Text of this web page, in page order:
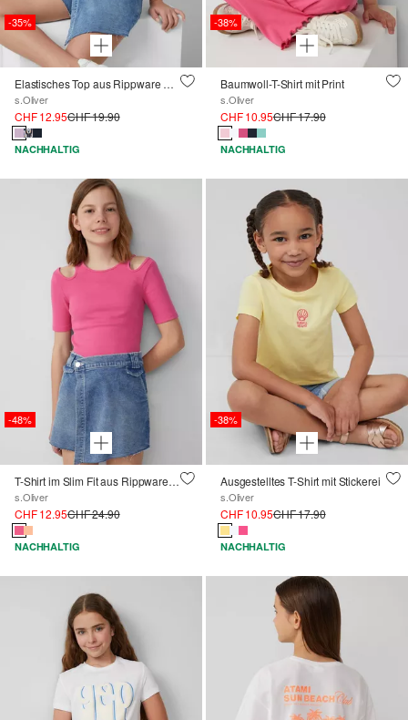
-35%
Elastisches Top aus Rippware mit Cut Out
s.Oliver
CHF 12.95CHF 19.90
NACHHALTIG
-38%
Baumwoll-T-Shirt mit Print
s.Oliver
CHF 10.95CHF 17.90
NACHHALTIG
-48%
T-Shirt im Slim Fit aus Rippware mit Cut-outs
s.Oliver
CHF 12.95CHF 24.90
NACHHALTIG
-38%
Ausgestelltes T-Shirt mit Stickerei
s.Oliver
CHF 10.95CHF 17.90
NACHHALTIG